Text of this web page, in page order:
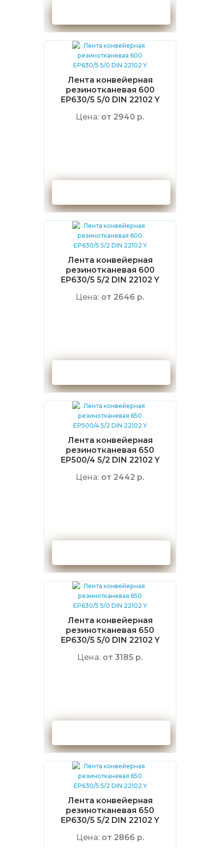
Лента конвейерная
резинотканевая 600
EP630/5 5/0 DIN 22102 Y
Цена: от 2940 р.
Лента конвейерная
резинотканевая 600
EP630/5 5/2 DIN 22102 Y
Цена: от 2646 р.
Лента конвейерная
резинотканевая 650
EP500/4 5/2 DIN 22102 Y
Цена: от 2442 р.
Лента конвейерная
резинотканевая 650
EP630/5 5/0 DIN 22102 Y
Цена: от 3185 р.
Лента конвейерная
резинотканевая 650
EP630/5 5/2 DIN 22102 Y
Цена: от 2866 р.